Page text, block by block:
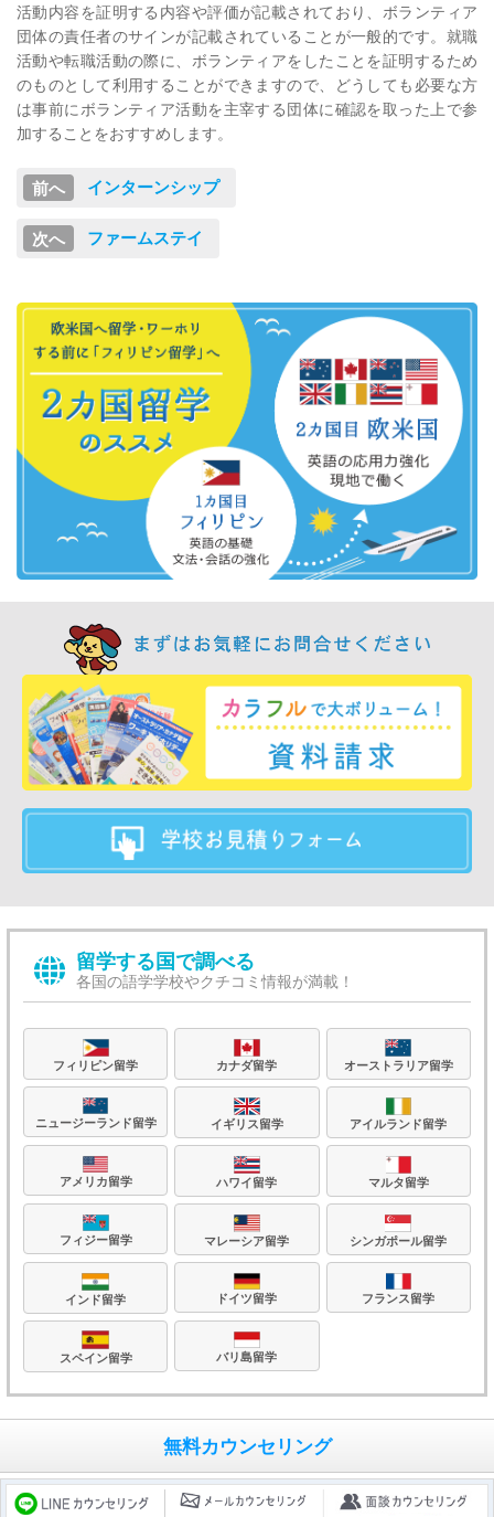
活動内容を証明する内容や評価が記載されており、ボランティア
団体の責任者のサインが記載されていることが一般的です。就職
活動や転職活動の際に、ボランティアをしたことを証明するため
のものとして利用することができますので、どうしても必要な方
は事前にボランティア活動を主宰する団体に確認を取った上で参
加することをおすすめします。
インターンシップ
ファームステイ
留学する国で調べる
各国の語学学校やクチコミ情報が満載！
フィリピン留学 カナダ留学 オーストラリア留学
ニュージーランド留学 イギリス留学 アイルランド留学
アメリカ留学 ハワイ留学 マルタ留学
フィジー留学 マレーシア留学 シンガポール留学
インド留学 ドイツ留学 フランス留学
スペイン留学 バリ島留学
無料カウンセリング